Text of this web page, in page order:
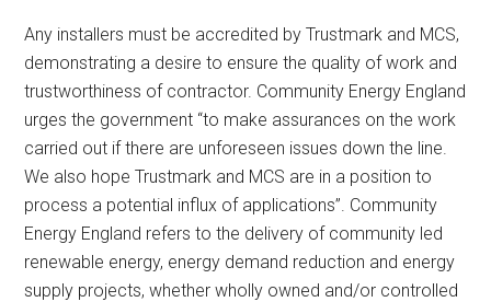
Any installers must be accredited by Trustmark and MCS,
demonstrating a desire to ensure the quality of work and
trustworthiness of contractor. Community Energy England
urges the government “to make assurances on the work
carried out if there are unforeseen issues down the line.
We also hope Trustmark and MCS are in a position to
process a potential influx of applications”. Community
Energy England refers to the delivery of community led
renewable energy, energy demand reduction and energy
supply projects, whether wholly owned and/or controlled